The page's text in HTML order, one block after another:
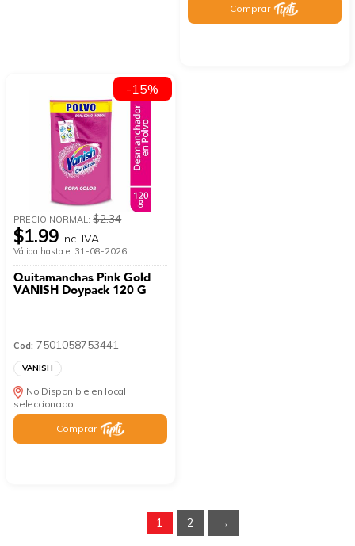
Comprar
PRECIO NORMAL:$2.34
$1.99 Inc. IVA
Válida hasta el 31-08-2026.
Quitamanchas Pink Gold
VANISH Doypack 120 G
Cod: 7501058753441
VANISH
No Disponible en local
seleccionado
Comprar
-15%
1 2 →